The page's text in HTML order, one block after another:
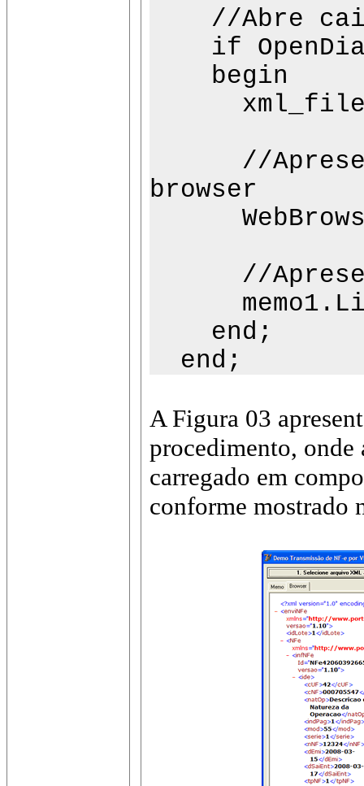
//Abre
if
begin
//Apresenta
browser
//Apresenta
end;
end;
A Figura 03
procedimento, onde
carregado em
conforme mostrado